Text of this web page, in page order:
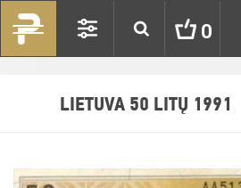
0
LIETUVA 50 LITŲ 1991